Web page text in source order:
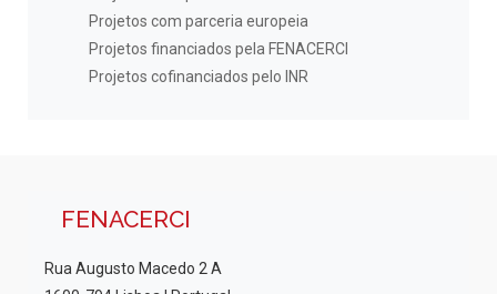
Projetos com parceria europeia
Projetos financiados pela FENACERCI
Projetos cofinanciados pelo INR
FENACERCI
Rua Augusto Macedo 2 A